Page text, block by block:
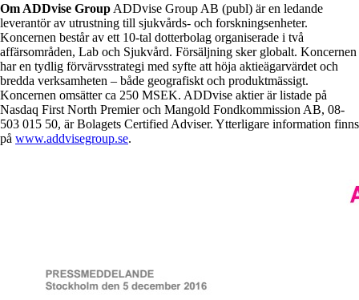
Om ADDvise Group ADDvise Group AB (publ) är en ledande
leverantör av utrustning till sjukvårds- och forskningsenheter.
Koncernen består av ett 10-tal dotterbolag organiserade i två
affärsområden, Lab och Sjukvård. Försäljning sker globalt. Koncernen
har en tydlig förvärvsstrategi med syfte att höja aktieägarvärdet och
bredda verksamheten – både geografiskt och produktmässigt.
Koncernen omsätter ca 250 MSEK. ADDvise aktier är listade på
Nasdaq First North Premier och Mangold Fondkommission AB, 08-
503 015 50, är Bolagets Certified Adviser. Ytterligare information finns
på www.addvisegroup.se.